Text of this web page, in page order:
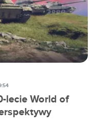
lecie World of